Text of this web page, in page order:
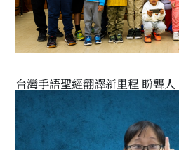
台灣手語聖經翻譯新里程 盼聾